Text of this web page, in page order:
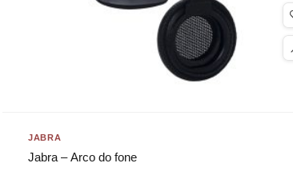
JABRA
Jabra – Arco do fone